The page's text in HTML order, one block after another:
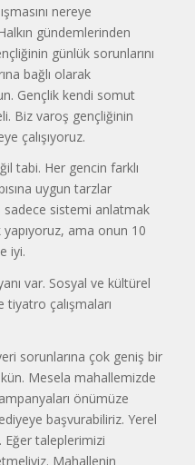
nereye
gündemlerinden
günlük sorunlarını
bağlı olarak
Gençlik kendi somut
Biz varoş gençliğinin
çalışıyoruz.
tabi. Her gencin farklı
uygun tarzlar
sistemi anlatmak
ama onun 10
iyi.
var. Sosyal ve kültürel
çalışmaları
sorunlarına çok geniş bir
Mesela mahallemizde
önümüze
başvurabiliriz. Yerel
Eğer taleplerimizi
Mahallenin